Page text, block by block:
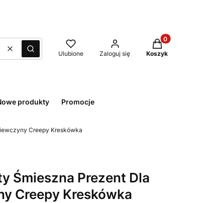
WyczyśćSzukaj Ulubione Zaloguj się
Produkty w
Koszyk
produkty Promocje
Creepy Kreskówka
Śmieszna Prezent Dla
Creepy Kreskówka